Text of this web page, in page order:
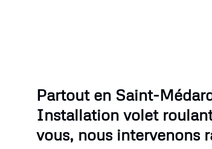
Partout en Saint-
Installation volet
vous, nous intervenons